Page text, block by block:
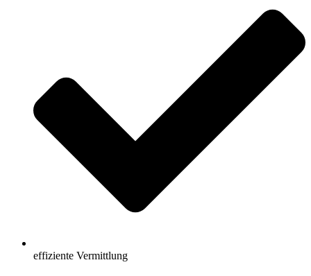
effiziente Vermittlung